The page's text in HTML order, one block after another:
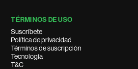
TÉRMINOS DE USO
Suscríbete
Política de privacidad
Términos de suscripción
Tecnología
T&C